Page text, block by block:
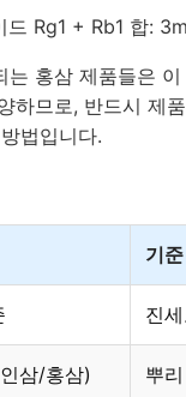
드 Rg1 + Rb1 합:
는 홍삼 제품들은
하므로, 반드시 제
법입니다.
기준
진
삼/홍삼) 뿌